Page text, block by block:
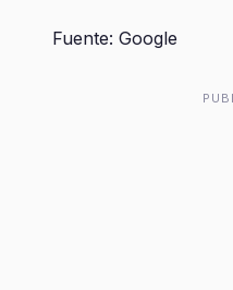
Fuente: Google